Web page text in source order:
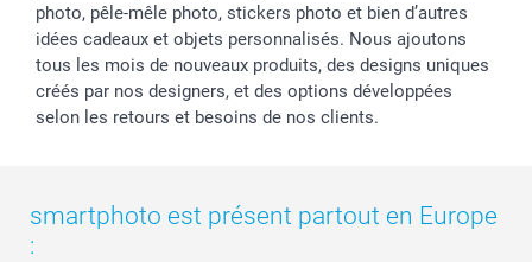
photo, pêle-mêle photo, stickers photo et bien d’autres
idées cadeaux et objets personnalisés. Nous ajoutons
tous les mois de nouveaux produits, des designs uniques
créés par nos designers, et des options développées
selon les retours et besoins de nos clients.
smartphoto est présent partout en Europe
: